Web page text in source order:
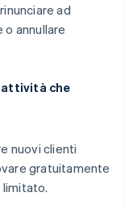
ad
annullare
attività che
nuovi clienti
gratuitamente